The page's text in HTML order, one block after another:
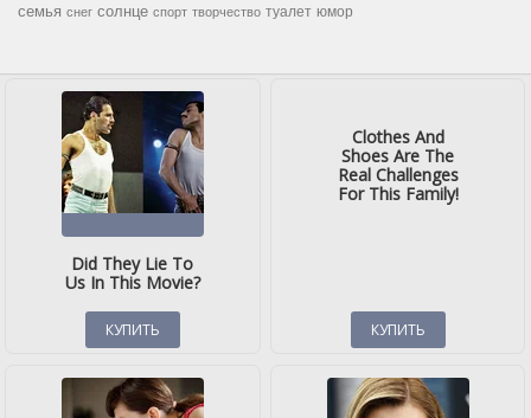
семья снег солнце спорт творчество туалет юмор